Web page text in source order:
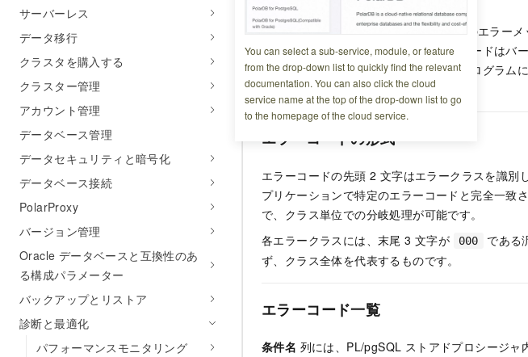
You can select a sub-service, module, or feature
from the drop-down list to quickly find the relevant
documentation. You can also click the cloud
service name at the top of the drop-down list to go
to the homepage of the cloud service.
サーバーレス
データ移行
クラスタを購入する
クラスター管理
アカウント管理
データベース管理
データセキュリティと暗号化
データベース接続
PolarProxy
バージョン管理
Oracle データベースと互換性のあ
る構成パラメーター
バックアップとリストア
診断と最適化
パフォーマンスモニタリング
PolarDB for PostgreSQL では、すべてのエラー
ーコードが割り当てられます。エラーコードはバ
でも、コード自体は変更されません。プログラム
ードをチェックしてください。
エラーコードの形式
エラーコードの先頭 2 文字はエラークラスを識
プリケーションで特定のエラーコードと完全一致
で、クラス単位での分岐処理が可能です。
各エラークラスには、末尾 3 文字が
000
である
ず、クラス全体を代表するものです。
エラーコード一覧
条件名 列には、PL/pgSQL ストアドプロシージ